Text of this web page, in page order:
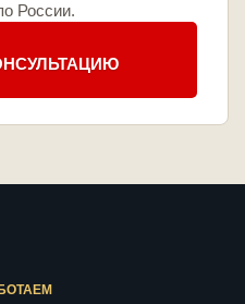
России.